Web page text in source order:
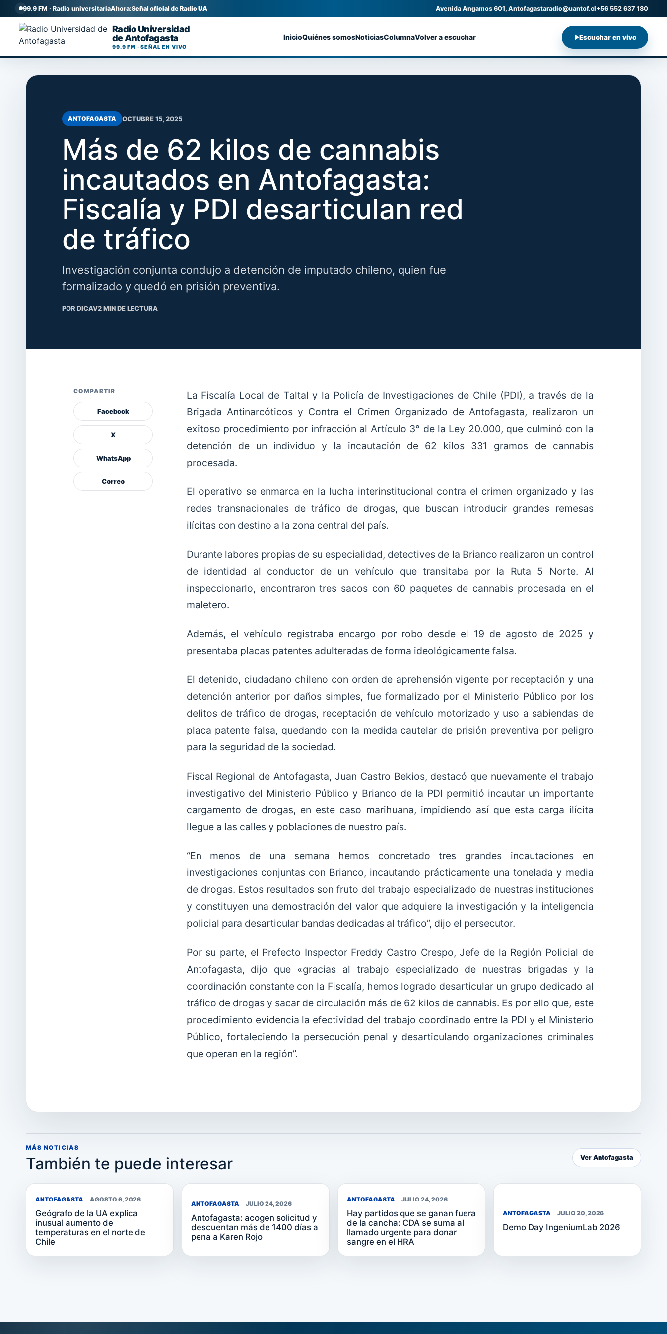
99.9 FM · Radio universitariaAhora:Señal oficial de Radio UA Avenida Angamos 601, Antofagastaradio@uantof.cl+56 552 637 180
Radio Universidad
de Antofagasta
99.9 FM · SEÑAL EN VIVO
InicioQuiénes somosNoticiasColumnaVolver a escuchar Escuchar en vivo
contenido
ANTOFAGASTA OCTUBRE 15, 2025
Más de 62 kilos de cannabis
incautados en Antofagasta:
Fiscalía y PDI desarticulan red
de tráfico
Investigación conjunta condujo a detención de imputado chileno, quien fue
formalizado y quedó en prisión preventiva.
POR DICAV2 MIN DE LECTURA
COMPARTIR
Facebook
X
WhatsApp
Correo
La Fiscalía Local de Taltal y la Policía de Investigaciones de Chile (PDI), a través de la
Brigada Antinarcóticos y Contra el Crimen Organizado de Antofagasta, realizaron un
exitoso procedimiento por infracción al Artículo 3° de la Ley 20.000, que culminó con la
detención de un individuo y la incautación de 62 kilos 331 gramos de cannabis
procesada.
El operativo se enmarca en la lucha interinstitucional contra el crimen organizado y las
redes transnacionales de tráfico de drogas, que buscan introducir grandes remesas
ilícitas con destino a la zona central del país.
Durante labores propias de su especialidad, detectives de la Brianco realizaron un control
de identidad al conductor de un vehículo que transitaba por la Ruta 5 Norte. Al
inspeccionarlo, encontraron tres sacos con 60 paquetes de cannabis procesada en el
maletero.
Además, el vehículo registraba encargo por robo desde el 19 de agosto de 2025 y
presentaba placas patentes adulteradas de forma ideológicamente falsa.
El detenido, ciudadano chileno con orden de aprehensión vigente por receptación y una
detención anterior por daños simples, fue formalizado por el Ministerio Público por los
delitos de tráfico de drogas, receptación de vehículo motorizado y uso a sabiendas de
placa patente falsa, quedando con la medida cautelar de prisión preventiva por peligro
para la seguridad de la sociedad.
Fiscal Regional de Antofagasta, Juan Castro Bekios, destacó que nuevamente el trabajo
investigativo del Ministerio Público y Brianco de la PDI permitió incautar un importante
cargamento de drogas, en este caso marihuana, impidiendo así que esta carga ilícita
llegue a las calles y poblaciones de nuestro país.
“En menos de una semana hemos concretado tres grandes incautaciones en
investigaciones conjuntas con Brianco, incautando prácticamente una tonelada y media
de drogas. Estos resultados son fruto del trabajo especializado de nuestras instituciones
y constituyen una demostración del valor que adquiere la investigación y la inteligencia
policial para desarticular bandas dedicadas al tráfico”, dijo el persecutor.
Por su parte, el Prefecto Inspector Freddy Castro Crespo, Jefe de la Región Policial de
Antofagasta, dijo que «gracias al trabajo especializado de nuestras brigadas y la
coordinación constante con la Fiscalía, hemos logrado desarticular un grupo dedicado al
tráfico de drogas y sacar de circulación más de 62 kilos de cannabis. Es por ello que, este
procedimiento evidencia la efectividad del trabajo coordinado entre la PDI y el Ministerio
Público, fortaleciendo la persecución penal y desarticulando organizaciones criminales
que operan en la región”.
MÁS NOTICIAS
También te puede interesar Ver Antofagasta
ANTOFAGASTA AGOSTO 6, 2026
Geógrafo de la UA explica
inusual aumento de
temperaturas en el norte de
Chile
ANTOFAGASTA JULIO 24, 2026
Antofagasta: acogen solicitud y
descuentan más de 1400 días a
pena a Karen Rojo
ANTOFAGASTA JULIO 24, 2026
Hay partidos que se ganan fuera
de la cancha: CDA se suma al
llamado urgente para donar
sangre en el HRA
ANTOFAGASTA JULIO 20, 2026
Demo Day IngeniumLab 2026